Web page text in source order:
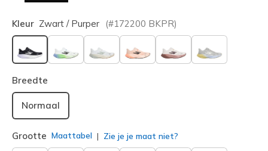
Kleur Zwart / Purper (#172200 BKPR)
geselecteerd
Breedte
Normaal
Grootte Maattabel Zie je je maat niet?